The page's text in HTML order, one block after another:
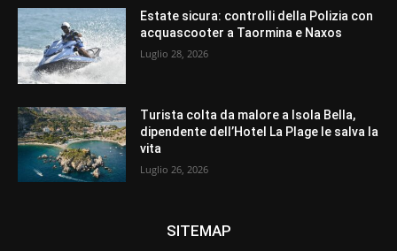
Estate sicura: controlli della Polizia con
acquascooter a Taormina e Naxos
Luglio 28, 2026
Turista colta da malore a Isola Bella,
dipendente dell’Hotel La Plage le salva la
vita
Luglio 26, 2026
SITEMAP